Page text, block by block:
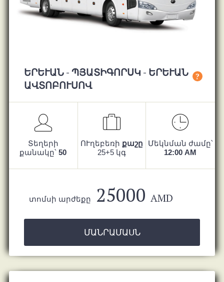
ԵՐԵՒԱՆ - ՊՅԱՏԻԳՈՐՍԿ - ԵՐԵՒԱՆ ԱՎ
ՏՈԲՈՒՍՈՎ
?
Տեղերի
քանակը՝50
ՈՒղեբեռի քաշը
25+5 կգ
Մեկնման ժամը՝
12:00 AM
տոմսի արժեքը 25000 AMD
ՄԱՆՐԱՄԱՍՆ